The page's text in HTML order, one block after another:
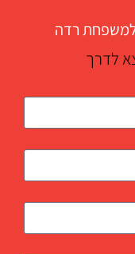
למשפחת רדה
לדרך